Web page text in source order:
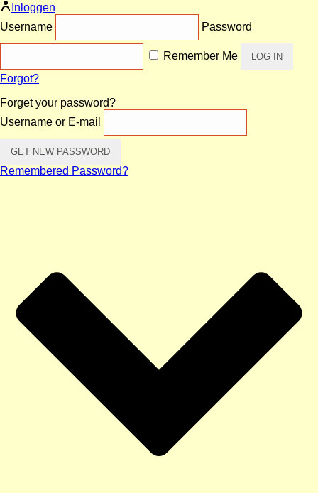
Inloggen
Username
Password
Remember Me
Forgot?
Forget your password?
Username or E-mail
Remembered Password?